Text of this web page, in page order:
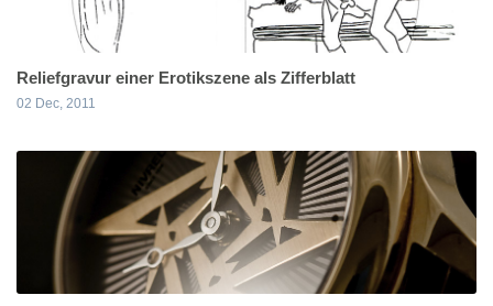
Reliefgravur einer Erotikszene als Zifferblatt
02 Dec, 2011